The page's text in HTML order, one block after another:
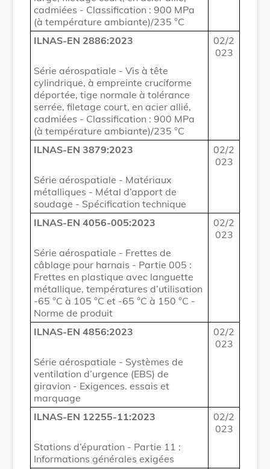
cadmiées - Classification : 900 MPa
(à température ambiante)/235 °C
ILNAS-EN 2886:2023
02/2
023
Série aérospatiale - Vis à tête
cylindrique, à empreinte cruciforme
déportée, tige normale à tolérance
serrée, filetage court, en acier allié,
cadmiées - Classification : 900 MPa
(à température ambiante)/235 °C
ILNAS-EN 3879:2023
02/2
023
Série aérospatiale - Matériaux
métalliques - Métal d’apport de
soudage - Spécification technique
ILNAS-EN 4056-005:2023
02/2
023
Série aérospatiale - Frettes de
câblage pour harnais - Partie 005 :
Frettes en plastique avec languette
métallique, températures d’utilisation
-65 °C à 105 °C et -65 °C à 150 °C -
Norme de produit
ILNAS-EN 4856:2023
02/2
023
Série aérospatiale - Systèmes de
ventilation d’urgence (EBS) de
giravion - Exigences. essais et
marquage
ILNAS-EN 12255-11:2023
02/2
023
Stations d’épuration - Partie 11 :
Informations générales exigées